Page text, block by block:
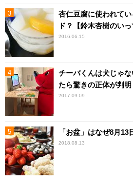
杏仁豆腐に使われて
ド？【鈴木杏樹のいっ
2016.06.15
チーバくんは犬じゃ
たら驚きの正体が判明
2017.09.09
「お盆」はなぜ8月
2018.08.13